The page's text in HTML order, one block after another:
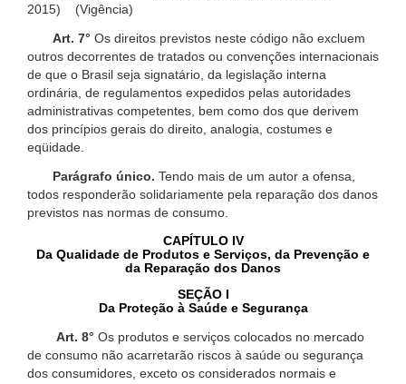
2015) (Vigência)
Art. 7° Os direitos previstos neste código não excluem
outros decorrentes de tratados ou convenções internacionais
de que o Brasil seja signatário, da legislação interna
ordinária, de regulamentos expedidos pelas autoridades
administrativas competentes, bem como dos que derivem
dos princípios gerais do direito, analogia, costumes e
eqüidade.
Parágrafo único. Tendo mais de um autor a ofensa,
todos responderão solidariamente pela reparação dos danos
previstos nas normas de consumo.
CAPÍTULO IV
Da Qualidade de Produtos e Serviços, da Prevenção e
da Reparação dos Danos
SEÇÃO I
Da Proteção à Saúde e Segurança
Art. 8° Os produtos e serviços colocados no mercado
de consumo não acarretarão riscos à saúde ou segurança
dos consumidores, exceto os considerados normais e